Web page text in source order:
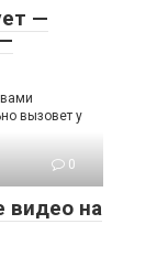
—
вызовет у
0
видео на